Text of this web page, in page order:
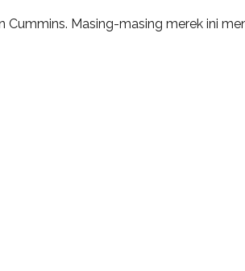
Cummins. Masing-masing merek ini